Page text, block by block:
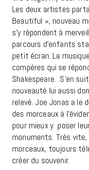
Les deux artistes
Beautiful », nouveau
s’y répondent à
parcours d’enfants
petit écran. La
compères qui se
Shakespeare. S’en
nouveauté lui aussi
relevé. Joe Jonas a le
des morceaux à
pour mieux y poser
monuments. Très
morceaux, toujours
créer du souvenir.